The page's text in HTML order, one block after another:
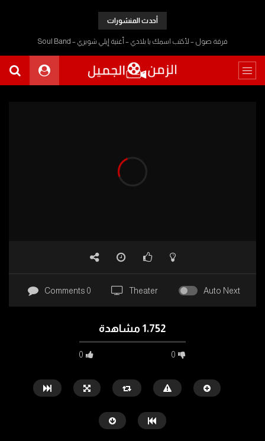
أحدث المنشورات
فرقة صول – لأكتب اسمك يا بلادي – أغنية إيلي شويري – Soul Band
Auto Next
Theater
0 Comments
1٬752 مشاهدة
0 0